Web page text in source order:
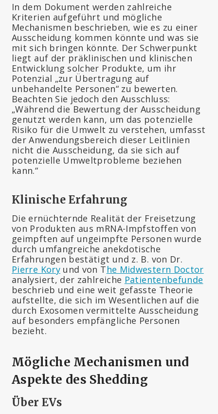
In dem Dokument werden zahlreiche
Kriterien aufgeführt und mögliche
Mechanismen beschrieben, wie es zu einer
Ausscheidung kommen könnte und was sie
mit sich bringen könnte. Der Schwerpunkt
liegt auf der präklinischen und klinischen
Entwicklung solcher Produkte, um ihr
Potenzial „zur Übertragung auf
unbehandelte Personen“ zu bewerten.
Beachten Sie jedoch den Ausschluss:
„Während die Bewertung der Ausscheidung
genutzt werden kann, um das potenzielle
Risiko für die Umwelt zu verstehen, umfasst
der Anwendungsbereich dieser Leitlinien
nicht die Ausscheidung, da sie sich auf
potenzielle Umweltprobleme beziehen
kann.“
Klinische Erfahrung
Die ernüchternde Realität der Freisetzung
von Produkten aus mRNA-Impfstoffen von
geimpften auf ungeimpfte Personen wurde
durch umfangreiche anekdotische
Erfahrungen bestätigt und z. B. von Dr.
Pierre Koryund von The Midwestern Doctor
analysiert, der zahlreiche Patientenbefunde
beschrieb und eine weit gefasste Theorie
aufstellte, die sich im Wesentlichen auf die
durch Exosomen vermittelte Ausscheidung
auf besonders empfängliche Personen
bezieht.
Mögliche Mechanismen und
Aspekte des Shedding
Über EVs